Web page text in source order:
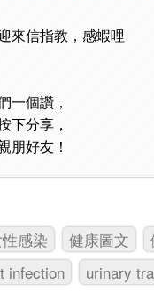
來信指教，感蝦哩
一個讚，
下分享，
朋好友！
感染 健康圖文
infection urinary